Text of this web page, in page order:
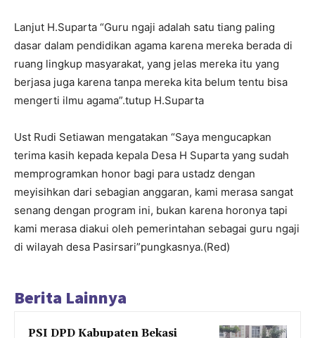
Lanjut H.Suparta “Guru ngaji adalah satu tiang paling
dasar dalam pendidikan agama karena mereka berada di
ruang lingkup masyarakat, yang jelas mereka itu yang
berjasa juga karena tanpa mereka kita belum tentu bisa
mengerti ilmu agama”.tutup H.Suparta
Ust Rudi Setiawan mengatakan “Saya mengucapkan
terima kasih kepada kepala Desa H Suparta yang sudah
memprogramkan honor bagi para ustadz dengan
meyisihkan dari sebagian anggaran, kami merasa sangat
senang dengan program ini, bukan karena horonya tapi
kami merasa diakui oleh pemerintahan sebagai guru ngaji
di wilayah desa Pasirsari”pungkasnya.(Red)
Berita Lainnya
PSI DPD Kabupaten Bekasi